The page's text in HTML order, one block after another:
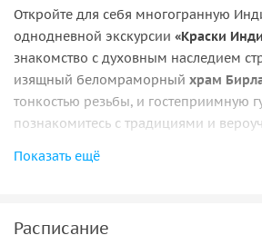
Откройте для себя многогранную
однодневной экскурсии «Краски
знакомство с духовным наследием
изящный беломраморный храм
тонкостью резьбы, и гостеприимную
познакомитесь с традициями и
Погружение в историю продолжится в
прошлого штата. Ярким акцентом дня
Показать ещё
Расписание